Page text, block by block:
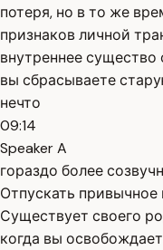
потеря, но в то же
признаков личной
внутреннее
вы сбрасываете
нечто
09:14
Speaker A
гораздо более
Отпускать привычное
Существует своего
когда вы